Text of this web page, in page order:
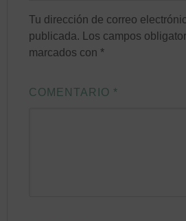
Tu dirección de correo
publicada.
Los campos
marcados con*
COMENTARIO *